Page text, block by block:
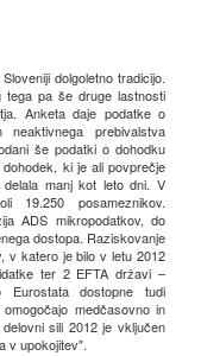
dolgoletno tradicijo.
tega pa še druge lastnosti
Anketa daje podatke o
prebivalstva
še podatki o dohodku
ki je ali povprečje
manj kot leto dni. V
posameznikov.
ADS mikropodatkov, do
dostopa. Raziskovanje
v katero je bilo v letu 2012
ter 2 EFTA državi –
dostopne tudi
medčasovno in
sili 2012 je vključen
v upokojitev".